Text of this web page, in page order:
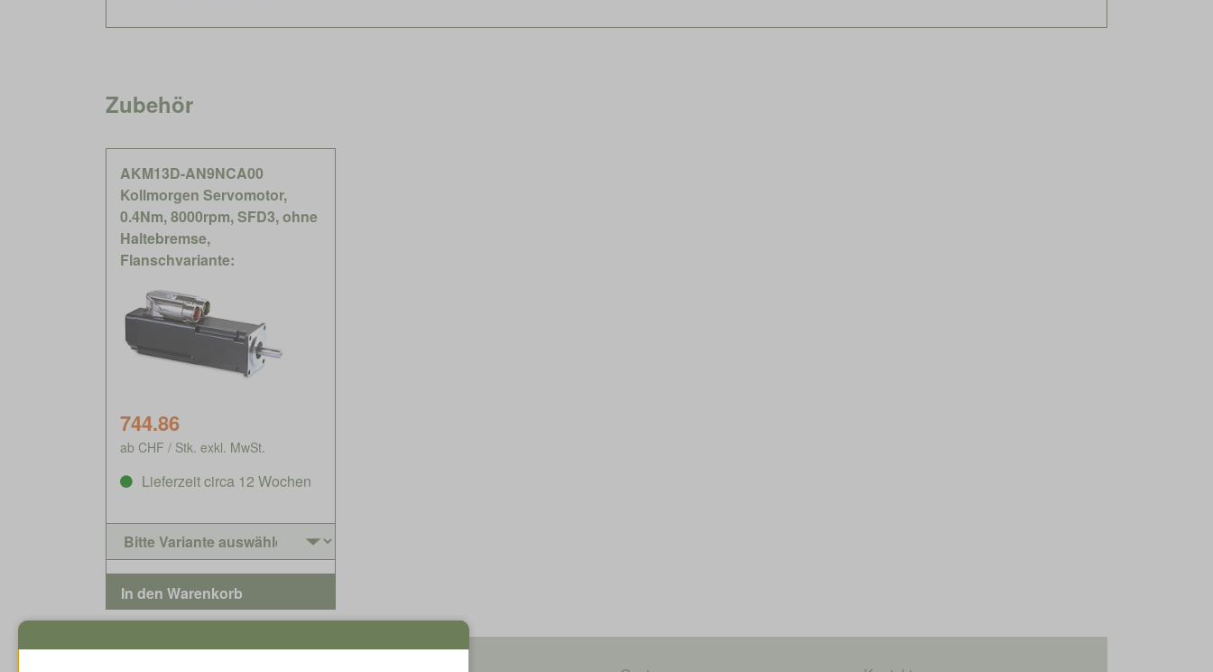
Zubehör
AKM13D-AN9NCA00
Kollmorgen Servomotor,
0.4Nm, 8000rpm, SFD3, ohne
Haltebremse,
Flanschvariante:
744.86
ab CHF / Stk. exkl. MwSt.
Lieferzeit circa 12 Wochen